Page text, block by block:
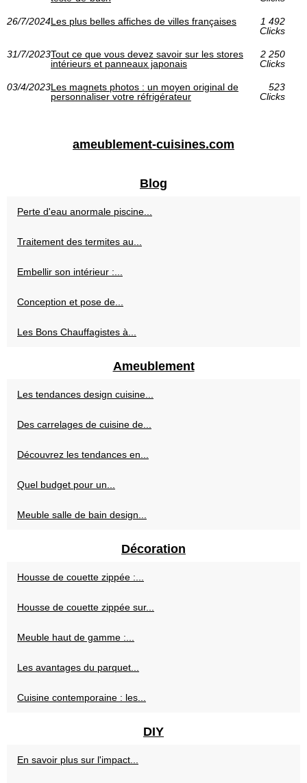
26/7/2024Les plus belles affiches de villes françaises
1 492
Clicks
31/7/2023Tout ce que vous devez savoir sur les stores
intérieurs et panneaux japonais
2 250
Clicks
03/4/2023Les magnets photos : un moyen original de
personnaliser votre réfrigérateur
523
Clicks
ameublement-cuisines.com
Blog
Perte d'eau anormale piscine...
Traitement des termites au...
Embellir son intérieur :...
Conception et pose de...
Les Bons Chauffagistes à...
Ameublement
Les tendances design cuisine...
Des carrelages de cuisine de...
Découvrez les tendances en...
Quel budget pour un...
Meuble salle de bain design...
Décoration
Housse de couette zippée :...
Housse de couette zippée sur...
Meuble haut de gamme :...
Les avantages du parquet...
Cuisine contemporaine : les...
DIY
En savoir plus sur l'impact...